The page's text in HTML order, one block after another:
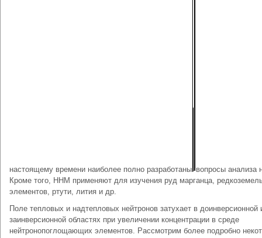
настоящему времени наиболее полно разработаны вопросы анализа
Кроме того, ННМ применяют для изучения руд марганца,
элементов, ртути, лития и др.
Поле тепловых и надтепловых нейтронов затухает в доинверсионной
заинверсионной областях при увеличении концентрации в среде
нейтронопоглощающих элементов. Рассмотрим более подробно